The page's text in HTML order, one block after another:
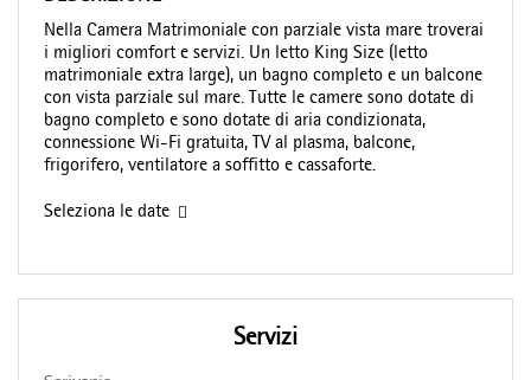
Nella Camera Matrimoniale con parziale vista mare troverai
i migliori comfort e servizi. Un letto King Size (letto
matrimoniale extra large), un bagno completo e un balcone
con vista parziale sul mare. Tutte le camere sono dotate di
bagno completo e sono dotate di aria condizionata,
connessione Wi-Fi gratuita, TV al plasma, balcone,
frigorifero, ventilatore a soffitto e cassaforte.
Seleziona le date
Servizi